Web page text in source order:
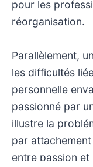
pour les
réorganisation.
Parallèlement,
les difficultés
personnelle
passionné par
illustre la
par
entre passion et